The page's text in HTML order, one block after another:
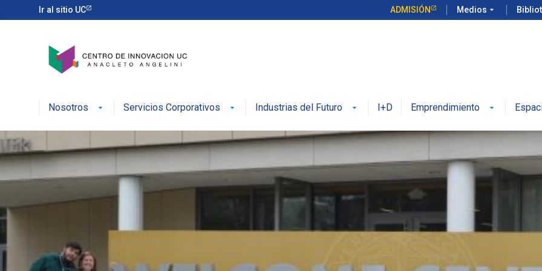
Ir al sitio UC ADMISIÓN Medios arrow_drop_down
Nosotros Servicios Corporativos Industrias del Futuro I+D Emprendimiento